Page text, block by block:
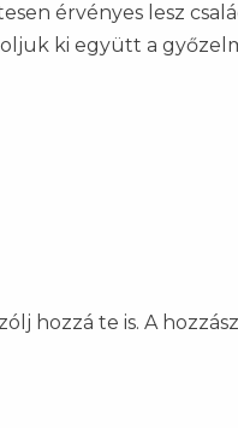
érvényes lesz
ki együtt a
hozzá te is. A